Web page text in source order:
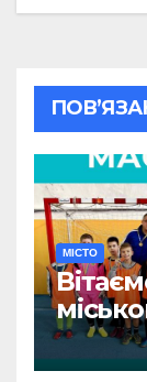
МІСТО
етапу